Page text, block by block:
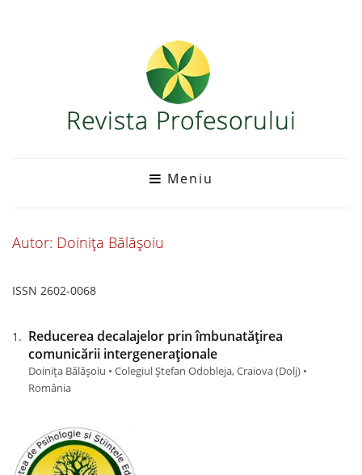
Meniu
Autor: Doinița Bălășoiu
ISSN 2602-0068
Reducerea decalajelor prin îmbunatățirea
comunicării intergeneraționale
Doinița Bălășoiu • Colegiul Ștefan Odobleja, Craiova (Dolj) •
România